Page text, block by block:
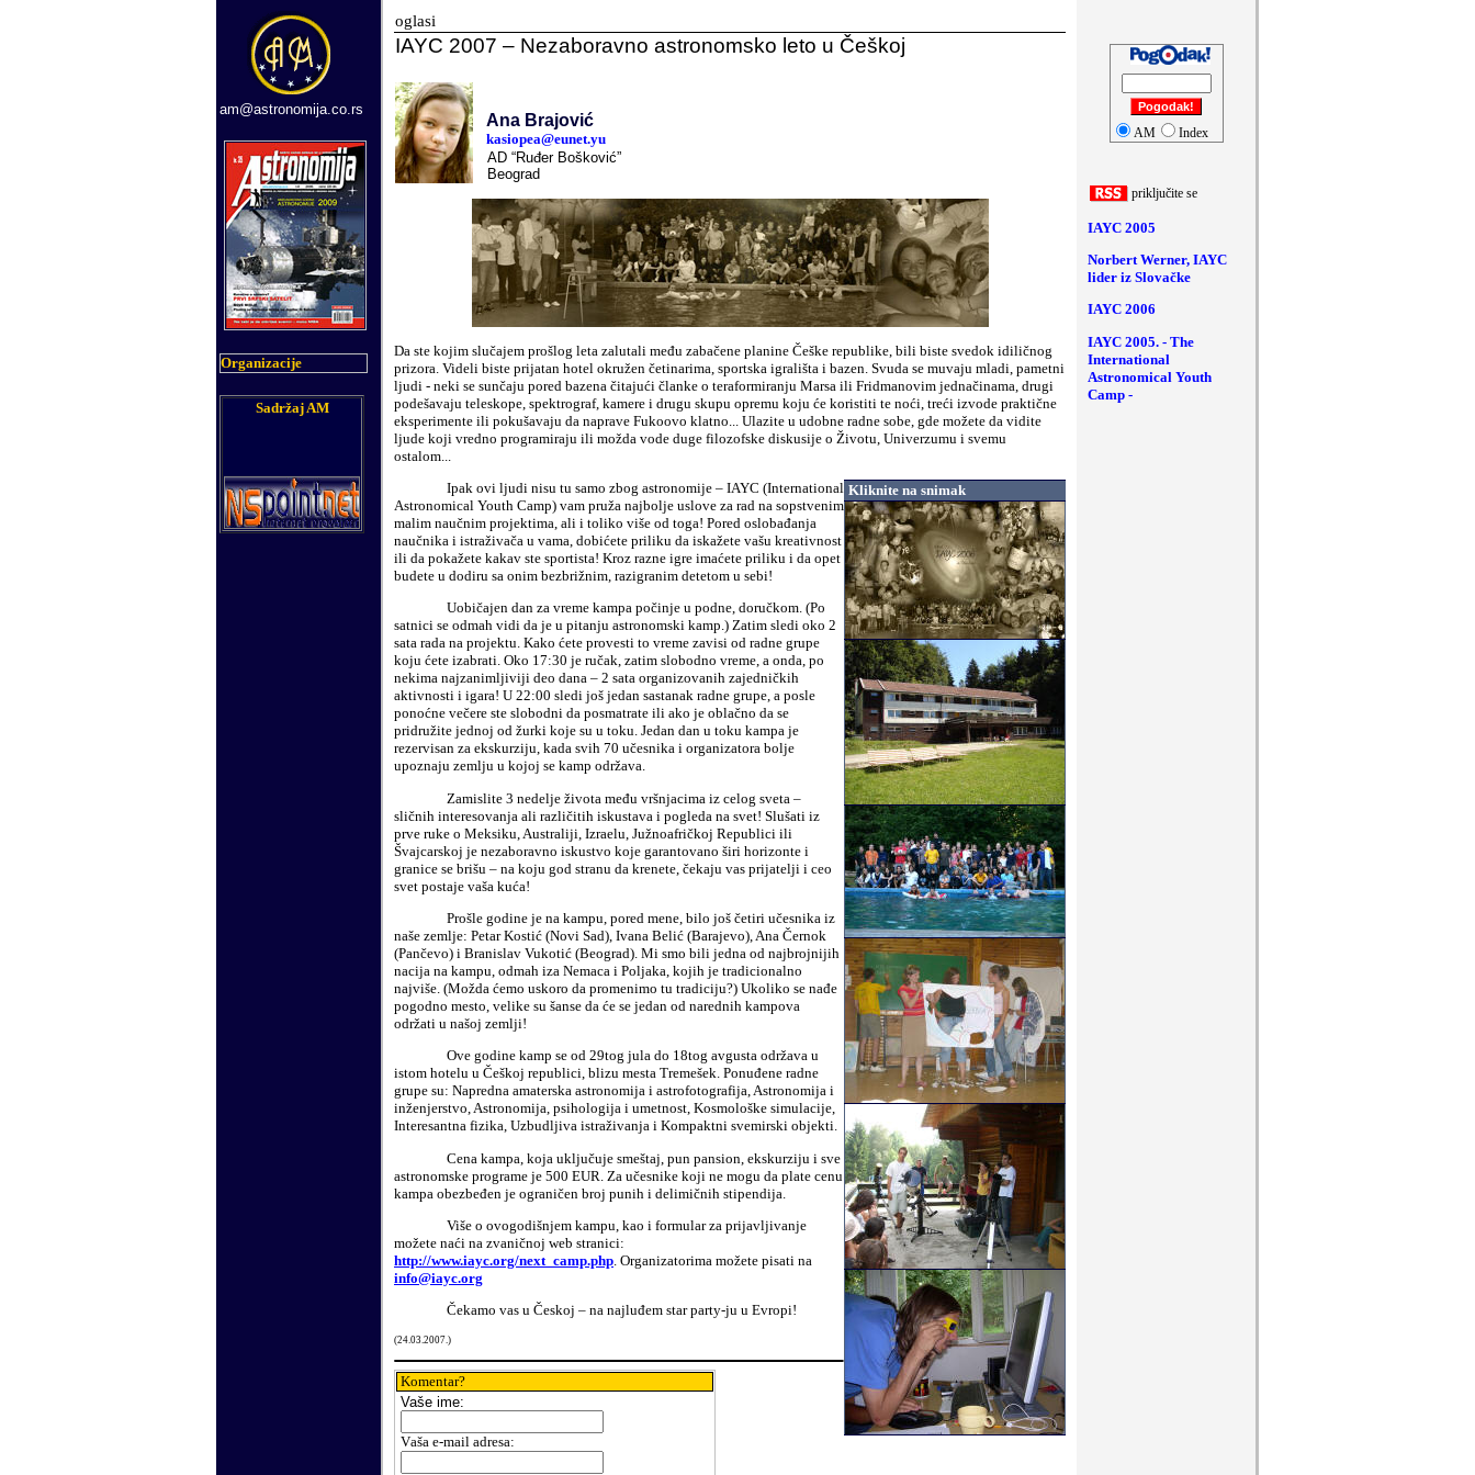
am@astronomija.co.rs
Organizacije
Sadržaj AM
oglasi
IAYC 2007 – Nezaboravno astronomsko leto u Češkoj
Ana Brajović
kasiopea@eunet.yu
AD “Ruđer Bošković”
Beograd
Da ste kojim slučajem prošlog leta zalutali među zabačene planine Češke republike, bili biste svedok idiličnog
prizora. Videli biste prijatan hotel okružen četinarima, sportska igrališta i bazen. Svuda se muvaju mladi, pametni
ljudi - neki se sunčaju pored bazena čitajući članke o teraformiranju Marsa ili Fridmanovim jednačinama, drugi
podešavaju teleskope, spektrograf, kamere i drugu skupu opremu koju će koristiti te noći, treći izvode praktične
eksperimente ili pokušavaju da naprave Fukoovo klatno... Ulazite u udobne radne sobe, gde možete da vidite
ljude koji vredno programiraju ili možda vode duge filozofske diskusije o Životu, Univerzumu i svemu
ostalom...
Kliknite na snimak
Ipak ovi ljudi nisu tu samo zbog astronomije – IAYC (International
Astronomical Youth Camp) vam pruža najbolje uslove za rad na sopstvenim
malim naučnim projektima, ali i toliko više od toga! Pored oslobađanja
naučnika i istraživača u vama, dobićete priliku da iskažete vašu kreativnost
ili da pokažete kakav ste sportista! Kroz razne igre imaćete priliku i da opet
budete u dodiru sa onim bezbrižnim, razigranim detetom u sebi!
Uobičajen dan za vreme kampa počinje u podne, doručkom. (Po
satnici se odmah vidi da je u pitanju astronomski kamp.) Zatim sledi oko 2
sata rada na projektu. Kako ćete provesti to vreme zavisi od radne grupe
koju ćete izabrati. Oko 17:30 je ručak, zatim slobodno vreme, a onda, po
nekima najzanimljiviji deo dana – 2 sata organizovanih zajedničkih
aktivnosti i igara! U 22:00 sledi još jedan sastanak radne grupe, a posle
ponoćne večere ste slobodni da posmatrate ili ako je oblačno da se
pridružite jednoj od žurki koje su u toku. Jedan dan u toku kampa je
rezervisan za ekskurziju, kada svih 70 učesnika i organizatora bolje
upoznaju zemlju u kojoj se kamp održava.
Zamislite 3 nedelje života među vršnjacima iz celog sveta –
sličnih interesovanja ali različitih iskustava i pogleda na svet! Slušati iz
prve ruke o Meksiku, Australiji, Izraelu, Južnoafričkoj Republici ili
Švajcarskoj je nezaboravno iskustvo koje garantovano širi horizonte i
granice se brišu – na koju god stranu da krenete, čekaju vas prijatelji i ceo
svet postaje vaša kuća!
Prošle godine je na kampu, pored mene, bilo još četiri učesnika iz
naše zemlje: Petar Kostić (Novi Sad), Ivana Belić (Barajevo), Ana Černok
(Pančevo) i Branislav Vukotić (Beograd). Mi smo bili jedna od najbrojnijih
nacija na kampu, odmah iza Nemaca i Poljaka, kojih je tradicionalno
najviše. (Možda ćemo uskoro da promenimo tu tradiciju?) Ukoliko se nađe
pogodno mesto, velike su šanse da će se jedan od narednih kampova
održati u našoj zemlji!
Ove godine kamp se od 29tog jula do 18tog avgusta održava u
istom hotelu u Češkoj republici, blizu mesta Tremešek. Ponuđene radne
grupe su: Napredna amaterska astronomija i astrofotografija, Astronomija i
inženjerstvo, Astronomija, psihologija i umetnost, Kosmološke simulacije,
Interesantna fizika, Uzbudljiva istraživanja i Kompaktni svemirski objekti.
Cena kampa, koja uključuje smeštaj, pun pansion, ekskurziju i sve
astronomske programe je 500 EUR. Za učesnike koji ne mogu da plate cenu
kampa obezbeđen je ograničen broj punih i delimičnih stipendija.
Više o ovogodišnjem kampu, kao i formular za prijavljivanje
možete naći na zvaničnoj web stranici:
http://www.iayc.org/next_camp.php . Organizatorima možete pisati na
info@iayc.org
Čekamo vas u Českoj – na najluđem star party-ju u Evropi!
(24 03 .2007. )
Komentar?
Vaše ime:
Vaša e-mail adresa:
AM Index
priključite se
IAYC 2005
Norbert Werner, IAYC
lider iz Slovačke
IAYC 2006
IAYC 2005. - The
International
Astronomical Youth
Camp -